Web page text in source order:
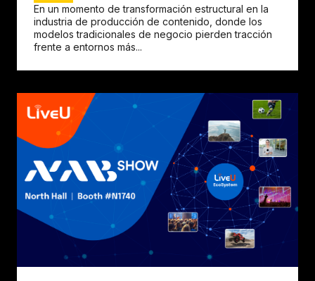
En un momento de transformación estructural en la
industria de producción de contenido, donde los
modelos tradicionales de negocio pierden tracción
frente a entornos más...